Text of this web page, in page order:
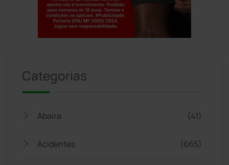
Categorias
Abaíra (41)
Acidentes (665)